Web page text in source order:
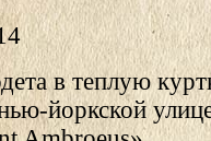
в теплую
йоркской